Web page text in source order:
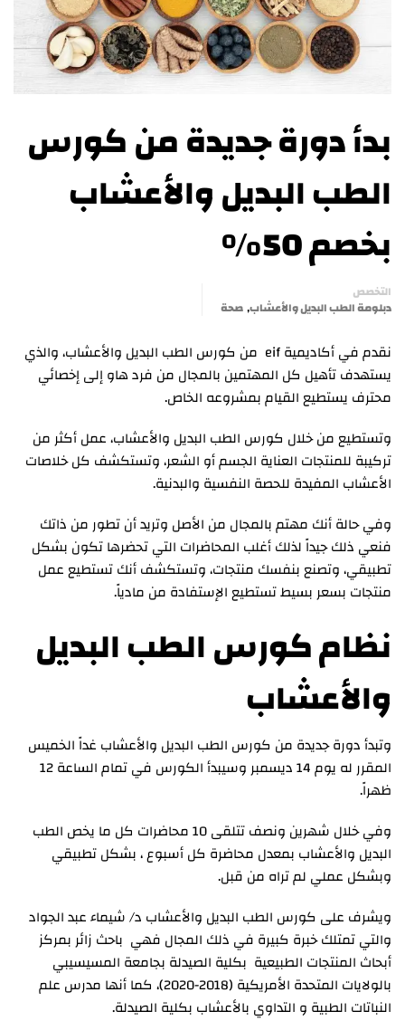
بدأ دورة جديدة من كورس
الطب البديل والأعشاب
بخصم 50%
التخصص
دبلومة الطب البديل والأعشاب,صحة
نقدم في أكاديمية eif من كورس الطب البديل والأعشاب، والذي
يستهدف تأهيل كل المهتمين بالمجال من فرد هاو إلى إخصائي
محترف يستطيع القيام بمشروعه الخاص.
وتستطيع من خلال كورس الطب البديل والأعشاب، عمل أكثر من
تركيبة للمنتجات العناية الجسم أو الشعر، وتستكشف كل خلاصات
الأعشاب المفيدة للحصة النفسية والبدنية.
وفي حالة أنك مهتم بالمجال من الأصل وتريد أن تطور من ذاتك
فنعي ذلك جيداً لذلك أغلب المحاضرات التي تحضرها تكون بشكل
تطبيقي، وتصنع بنفسك منتجات، وتستكشف أنك تستطيع عمل
منتجات بسعر بسيط تستطيع الإستفادة من مادياً.
نظام كورس الطب البديل
والأعشاب
وتبدأ دورة جديدة من كورس الطب البديل والأعشاب غداً الخميس
المقرر له يوم 14 ديسمبر وسيبدأ الكورس في تمام الساعة 12
ظهراً.
وفي خلال شهرين ونصف تتلقى 10 محاضرات كل ما يخص الطب
البديل والأعشاب بمعدل محاضرة كل أسبوع ، بشكل تطبيقي
وبشكل عملي لم تراه من قبل.
ويشرف على كورس الطب البديل والأعشاب د/ شيماء عبد الجواد
والتي تمتلك خبرة كبيرة في ذلك المجال فهي باحث زائر بمركز
أبحاث المنتجات الطبيعية بكلية الصيدلة بجامعة المسيسيبي
بالولايات المتحدة الأمريكية (2018-2020)، كما أنها مدرس علم
النباتات الطبية و التداوي بالأعشاب بكلية الصيدلة.